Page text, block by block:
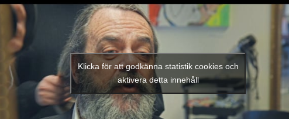
Klicka för att godkänna statistik cookies och
aktivera detta innehåll